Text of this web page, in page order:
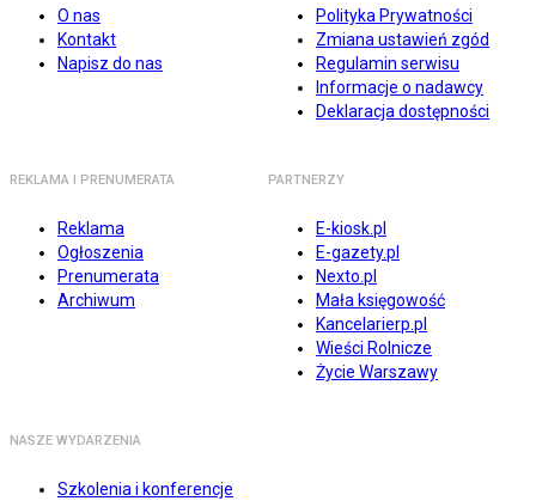
O nas
Kontakt
Napisz do nas
Polityka Prywatności
Zmiana ustawień zgód
Regulamin serwisu
Informacje o nadawcy
Deklaracja dostępności
REKLAMA I PRENUMERATA
Reklama
Ogłoszenia
Prenumerata
Archiwum
PARTNERZY
E-kiosk.pl
E-gazety.pl
Nexto.pl
Mała księgowość
Kancelarierp.pl
Wieści Rolnicze
Życie Warszawy
NASZE WYDARZENIA
Szkolenia i konferencje